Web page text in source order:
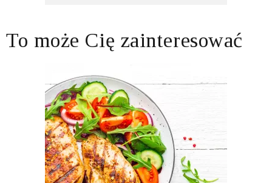
To może Cię zainteresować